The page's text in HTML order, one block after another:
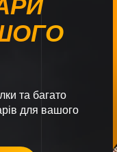
та багато
для вашого